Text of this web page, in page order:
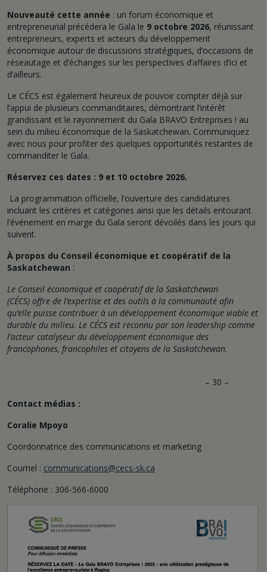
Nouveauté cette année : un forum économique et
entrepreneurial précédera le Gala le 9 octobre 2026, réunissant
entrepreneurs, experts et acteurs du développement
économique autour de discussions stratégiques, d’occasions de
réseautage et d’échanges sur les perspectives d’affaires d’ici et
d’ailleurs.
Le CÉCS est également heureux de pouvoir compter déjà sur
l’appui de plusieurs commanditaires, démontrant l’intérêt
grandissant et le rayonnement du Gala BRAVO Entreprises ! au
sein du milieu économique de la Saskatchewan. Communiquez
avec nous pour profiter des quelques opportunités restantes de
commanditer le Gala.
Réservez ces dates : 9 et 10 octobre 2026.
La programmation officielle, l’ouverture des candidatures
incluant les critères et catégories ainsi que les détails entourant
l’événement en marge du Gala seront dévoilés dans les jours qui
suivent.
À propos du Conseil économique et coopératif de la
Saskatchewan :
Le Conseil économique et coopératif de la Saskatchewan
(CÉCS) offre de l’expertise et des outils à la communauté afin
qu’elle puisse contribuer à un développement économique viable et
durable du milieu. Le CÉCS est reconnu par son leadership comme
l’acteur catalyseur du développement économique des
francophones, francophiles et citoyens de la Saskatchewan.
– 30 –
Contact médias :
Coralie Mpoyo
Coordonnatrice des communications et marketing
Courriel : communications@cecs-sk.ca
Téléphone : 306-566-6000